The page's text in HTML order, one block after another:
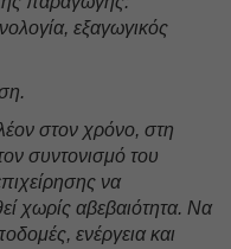
εξαγωγικός
στον χρόνο, στη
συντονισμό του
να
χωρίς αβεβαιότητα. Να
ενέργεια και